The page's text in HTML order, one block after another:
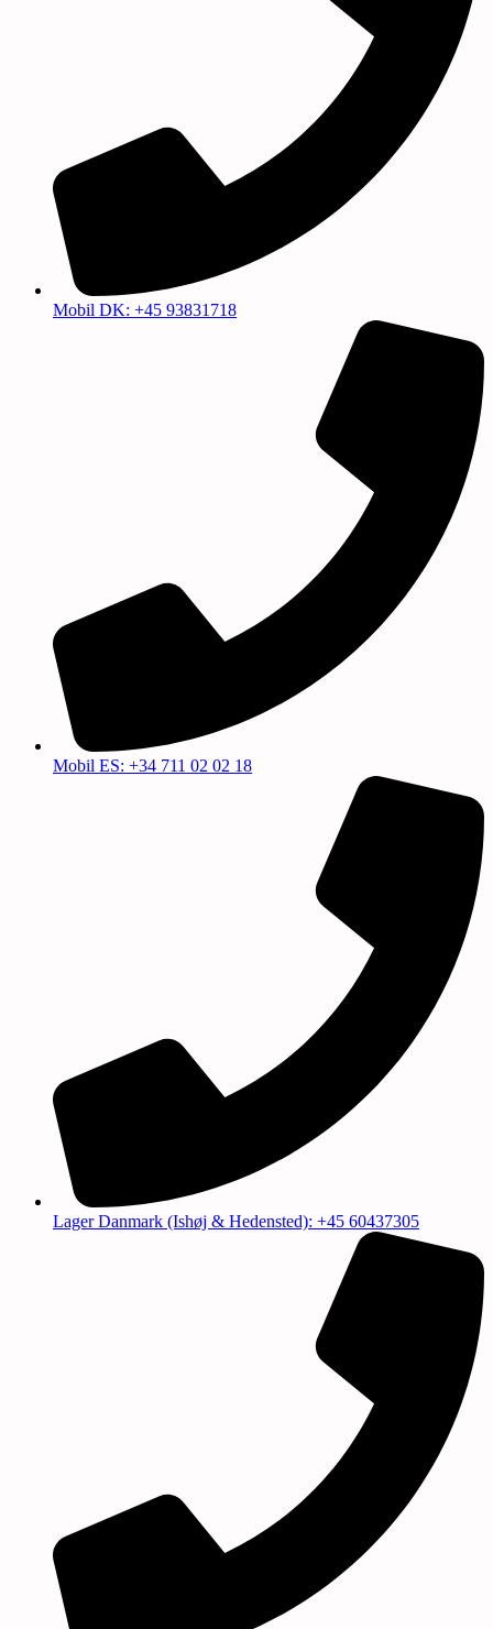
Mobil DK: +45 93831718
Mobil ES: +34 711 02 02 18
Lager Danmark (Ishøj & Hedensted): +45 60437305